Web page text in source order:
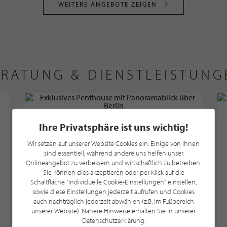
WEITERE ANGEBOTE ZEIGEN
&
Ihre Privatsphäre ist uns wichtig!
Wir setzen auf unserer Website Cookies ein. Einige von ihnen
sind essentiell, während andere uns helfen unser
Onlineangebot zu verbessern und wirtschaftlich zu betreiben.
Sie können dies akzeptieren oder per Klick auf die
Schaltfläche "Individuelle Cookie-Einstellungen" einstellen,
sowie diese Einstellungen jederzeit aufrufen und Cookies
auch nachträglich jederzeit abwählen (z.B. im Fußbereich
unserer Website). Nähere Hinweise erhalten Sie in unserer
Datenschutzerklärung.